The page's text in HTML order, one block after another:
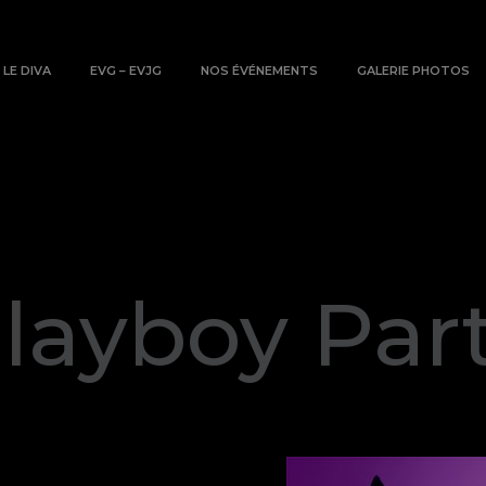
LE DIVA EVG – EVJG NOS ÉVÉNEMENTS GALERIE PHOTOS